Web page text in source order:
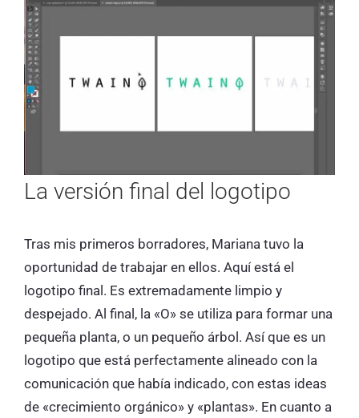
La versión final del logotipo
Tras mis primeros borradores, Mariana tuvo la
oportunidad de trabajar en ellos. Aquí está el
logotipo final. Es extremadamente limpio y
despejado. Al final, la «O» se utiliza para formar una
pequeña planta, o un pequeño árbol. Así que es un
logotipo que está perfectamente alineado con la
comunicación que había indicado, con estas ideas
de «crecimiento orgánico» y «plantas». En cuanto a